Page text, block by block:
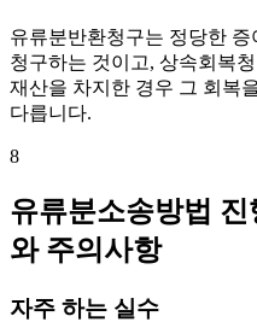
유류분반환청구는 정당한
청구하는 것이고, 상속회복
재산을 차지한 경우 그 회복
다릅니다.
8
유류분소송방법
와 주의사항
자주 하는 실수